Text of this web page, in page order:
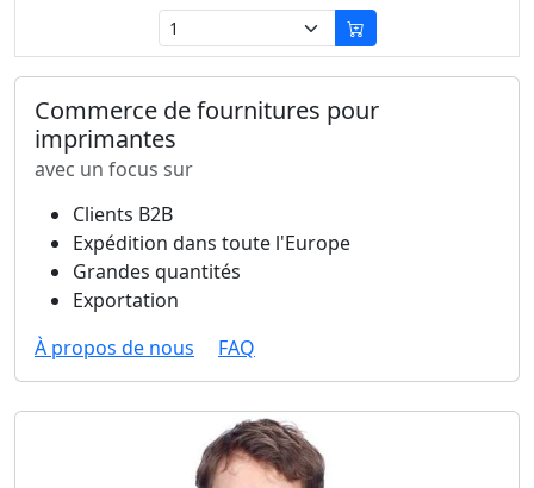
Commerce de fournitures pour
imprimantes
avec un focus sur
Clients B2B
Expédition dans toute l'Europe
Grandes quantités
Exportation
À propos de nous
FAQ